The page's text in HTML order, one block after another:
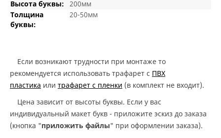
Высота буквы:
200мм
Толщина
буквы:
20-50мм
Если возникают трудности при монтаже то
рекомендуется использовать трафарет с ПВХ
пластика или трафарет с пленки (в комплект не входит).
Цена зависит от высоты буквы. Если у вас
индивидуальный макет букв - приложите эскиз до заказа
(кнопка "приложить файлы" при оформлении заказа).